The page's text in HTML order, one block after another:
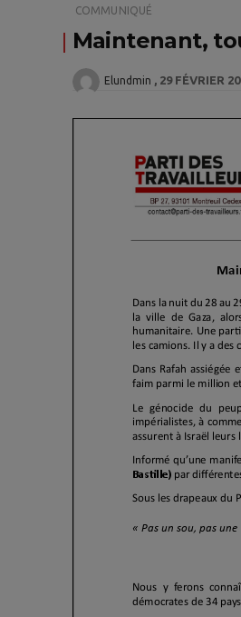
COMMUNIQUÉ
Maintenant,
Elundmin 29 FÉVRIER